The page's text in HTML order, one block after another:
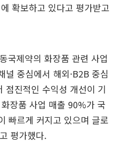
확보하고 있다고 평가받고
국제약의 화장품 관련 사업
널 중심에서 해외·B2B 중심
점진적인 수익성 개선이 기
장품 사업 매출 90%가 국
빠르게 커지고 있으며 글로
평가했다.